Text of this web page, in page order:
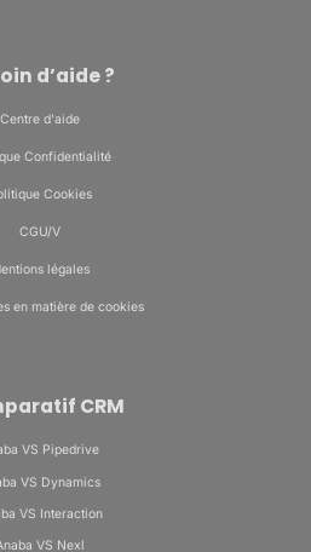
d’aide ?
Centre d'aide
Confidentialité
Cookies
CGU/V
légales
en matière de cookies
CRM
VS Pipedrive
VS Dynamics
VS Interaction
VS Nexl